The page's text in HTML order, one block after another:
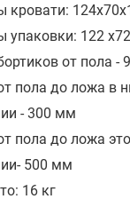
кровати:
упаковки: 122
от пола -
пола до ложа в
- 300 мм
пола до ложа
500 мм
16 кг